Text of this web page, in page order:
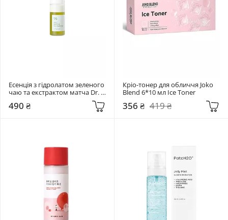
Есенція з гідролатом зеленого
чаю та екстрактом матча Dr.
Ceuracle 18 мл Jeju Matcha Tea
Essence
490 ₴
Кріо-тонер для обличчя Joko
Blend 6*10 мл Ice Toner
356 ₴ 419 ₴